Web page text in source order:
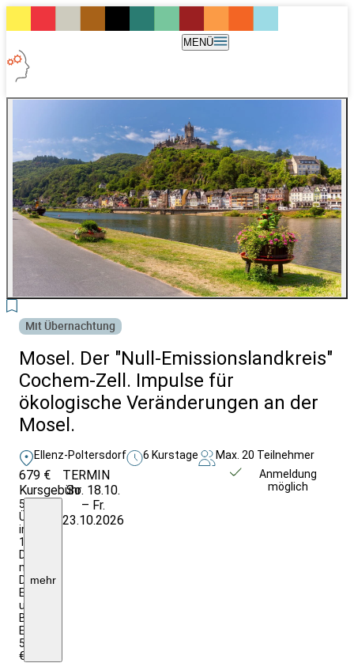
MENÜ
Mit Übernachtung
Mosel. Der "Null-Emissionslandkreis"
Cochem-Zell. Impulse für
ökologische Veränderungen an der
Mosel.
Ellenz-Poltersdorf 6 Kurstage Max. 20 Teilnehmer
679 €
Kursgebühr
5
Ü/HP
im
1/2
DZ
mit
DU/WC;
Eintritte
und
Begegnungen,
EZZ
50
€
mehr
TERMIN
So. 18.10.
– Fr.
23.10.2026
Anmeldung
möglich